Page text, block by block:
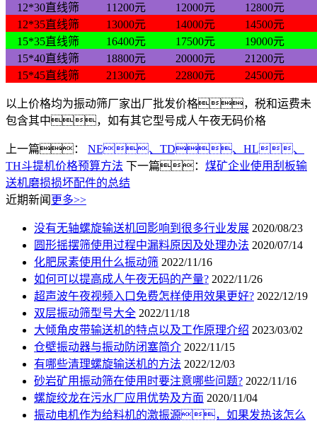
12*30直线筛
11200元 12000元
12800元
12*35直线筛
13000元 14000元
14500元
15*35直线筛
16400元 17500元
19000元
15*40直线筛
18800元 20000元
21200元
15*45直线筛
21300元 22800元 24500元
以上价格均为振动筛厂家出厂批发价格，税和运费未
包含其中，如有其它型号成人午夜无码价格
上一篇： NE、TD、HL、
TH斗提机价格预算方法 下一篇： 煤矿企业使用刮板输
送机磨损损坏配件的总结
近期新闻 更多>>
没有无轴螺旋输送机回影响到很多行业发展 2020/08/23
圆形摇摆筛使用过程中漏料原因及处理办法 2020/07/14
化肥尿素使用什么振动筛 2022/11/16
如何可以提高成人午夜无码的产量? 2022/11/26
超声波午夜视频入口免费怎样使用效果更好? 2022/12/19
双层振动筛型号大全 2022/11/18
大倾角皮带输送机的特点以及工作原理介绍 2023/03/02
仓壁振动器与振动防闭塞简介 2022/11/15
有哪些清理螺旋输送机的方法 2022/12/03
砂岩矿用振动筛在使用时要注意哪些问题? 2022/11/16
螺旋绞龙在污水厂应用优势及方面 2020/11/04
振动电机作为给料机的激振源，如果发热该怎么